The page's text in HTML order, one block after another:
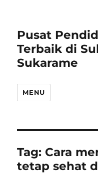
Pusat
Terbaik di
Sukarame
MENU
Tag: Cara
tetap sehat